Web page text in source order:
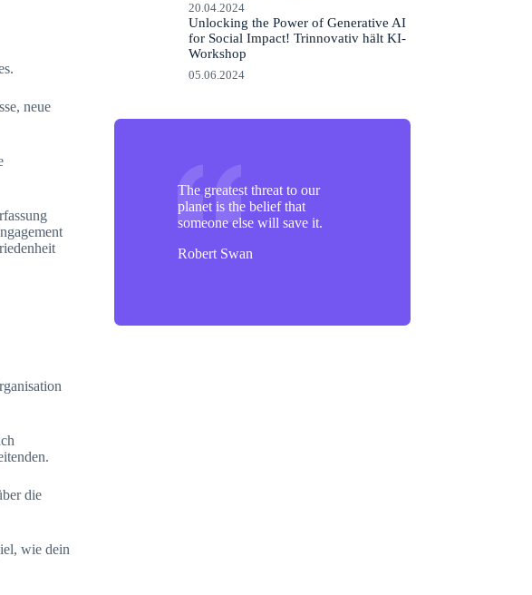
neue
die
wie dein
20.04.2024
Unlocking the Power of Generative AI
for Social Impact! Trinnovativ hält KI-
Workshop
05.06.2024
The greatest threat to our
planet is the belief that
someone else will save it.
Robert Swan